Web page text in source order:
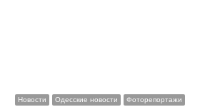
Новости Одесские новости Фоторепортажи